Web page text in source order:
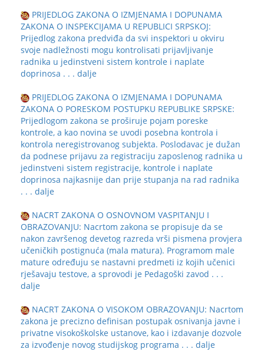
PRIJEDLOG ZAKONA O IZMJENAMA I DOPUNAMA
ZAKONA O INSPEKCIJAMA U REPUBLICI SRPSKOJ:
Prijedlog zakona predviđa da svi inspektori u okviru
svoje nadležnosti mogu kontrolisati prijavljivanje
radnika u jedinstveni sistem kontrole i naplate
doprinosa . . . dalje
PRIJEDLOG ZAKONA O IZMJENAMA I DOPUNAMA
ZAKONA O PORESKOM POSTUPKU REPUBLIKE SRPSKE:
Prijedlogom zakona se proširuje pojam poreske
kontrole, a kao novina se uvodi posebna kontrola i
kontrola neregistrovanog subjekta. Poslodavac je dužan
da podnese prijavu za registraciju zaposlenog radnika u
jedinstveni sistem registracije, kontrole i naplate
doprinosa najkasnije dan prije stupanja na rad radnika
. . . dalje
NACRT ZAKONA O OSNOVNOM VASPITANJU I
OBRAZOVANJU: Nacrtom zakona se propisuje da se
nakon završenog devetog razreda vrši pismena provjera
učeničkih postignuća (mala matura). Programom male
mature određuju se nastavni predmeti iz kojih učenici
rješavaju testove, a sprovodi je Pedagoški zavod . . .
dalje
NACRT ZAKONA O VISOKOM OBRAZOVANJU: Nacrtom
zakona je precizno definisan postupak osnivanja javne i
privatne visokoškolske ustanove, kao i izdavanje dozvole
za izvođenje novog studijskog programa . . . dalje